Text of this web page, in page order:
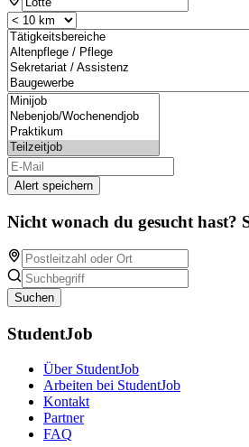
Alert speichern
Nicht wonach du gesucht hast?
Suchen
StudentJob
Über StudentJob
Arbeiten bei StudentJob
Kontakt
Partner
FAQ